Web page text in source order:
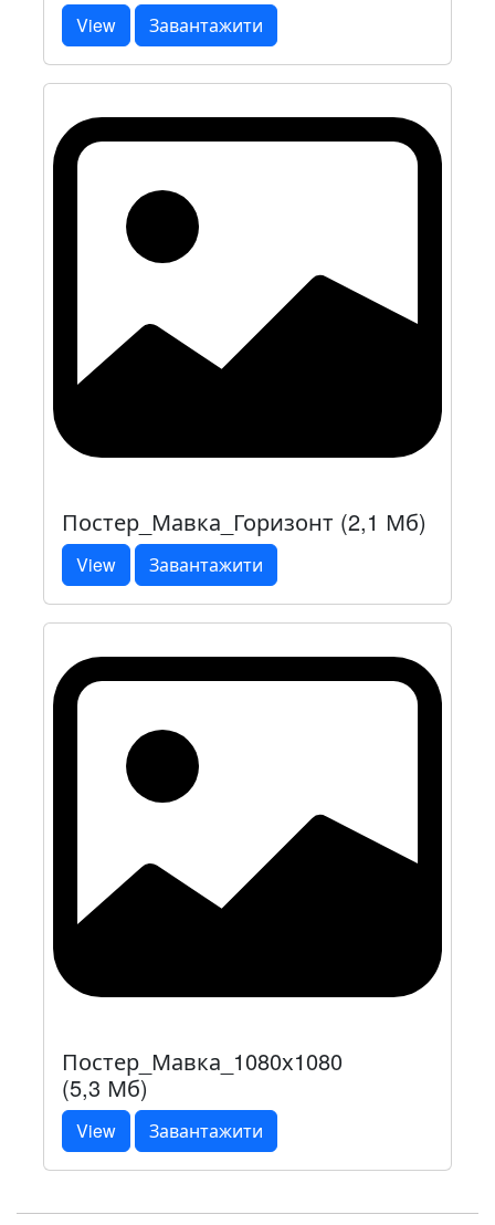
View Завантажити
Постер_Мавка_Горизонт (2,1 Мб)
View Завантажити
Постер_Мавка_1080х1080
(5,3 Мб)
View Завантажити